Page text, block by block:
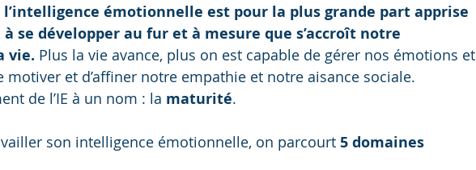
l’intelligence émotionnelle est pour la plus grande part apprise
se développer au fur et à mesure que s’accroît notre
vie. Plus la vie avance, plus on est capable de gérer nos émotions et
motiver et d’affiner notre empathie et notre aisance sociale.
de l’IE à un nom : la maturité.
son intelligence émotionnelle, on parcourt 5 domaines